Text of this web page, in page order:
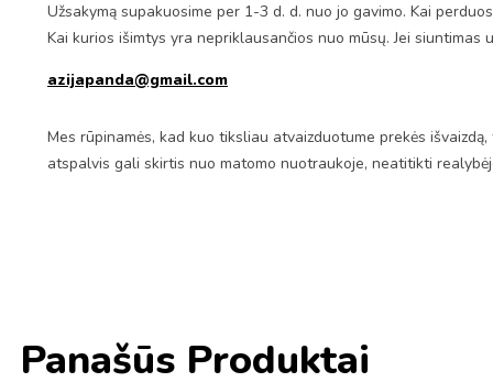
Užsakymą supakuosime per 1-3 d. d. nuo jo gavimo. Kai
Kai kurios išimtys yra nepriklausančios nuo mūsų. Jei siuntimas
azijapanda@gmail.com
Mes rūpinamės, kad kuo tiksliau atvaizduotume prekės
atspalvis gali skirtis nuo matomo nuotraukoje, neatitikti
Panašūs Produktai